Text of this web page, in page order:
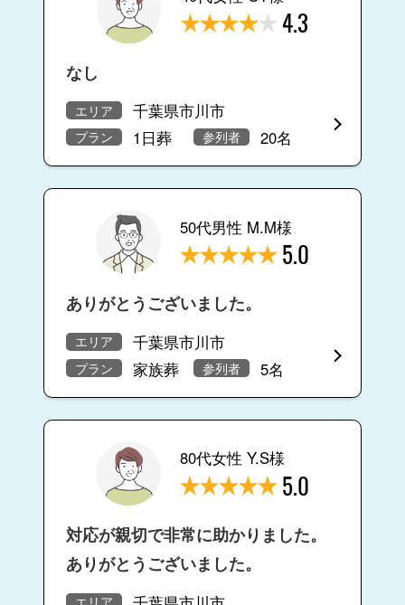
4.3
なし
エリア 千葉県市川市
プラン 1日葬 参列者 20名
50代男性 M.M様
5.0
ありがとうございました。
エリア 千葉県市川市
プラン 家族葬 参列者 5名
80代女性 Y.S様
5.0
対応が親切で非常に助かりました。
ありがとうございました。